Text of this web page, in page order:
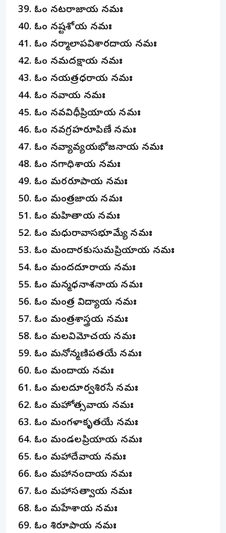
ఓం నటరాజాయ నమః
ఓం నష్టశోకాయ నమః
ఓం నర్మాలాపవిశారదాయ నమః
ఓం నమదక్షాయ నమః
ఓం నయత్రధరాయ నమః
ఓం నవాయ నమః
ఓం నవవిధీప్రియాయ నమః
ఓం నవగ్రహరూపిణే నమః
ఓం నవ్యావ్యయభోజనాయ నమః
ఓం నగాధిశాయ నమః
ఓం మకారరూపాయ నమః
ఓం మంత్రజాయ నమః
ఓం మహితాయ నమః
ఓం మధురావాసభూమ్యే నమః
ఓం మందారకుసుమప్రియాయ నమః
ఓం మందదూరాయ నమః
ఓం మన్మధనాశనాయ నమః
ఓం మంత్ర విద్యాయ నమః
ఓం మంత్రశాస్త్రయ నమః
ఓం మలవిమోచకాయ నమః
ఓం మనోన్మణిపతయే నమః
ఓం మందాయ నమః
ఓం మలదూర్వశిరసే నమః
ఓం మహోత్సవాయ నమః
ఓం మంగళాకృతయే నమః
ఓం మండలప్రియాయ నమః
ఓం మహాదేవాయ నమః
ఓం మహానందాయ నమః
ఓం మహాసత్వాయ నమః
ఓం మహేశాయ నమః
ఓం శికారూపాయ నమః